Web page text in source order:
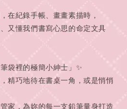
在紀錄手帳、畫畫素描時，
又懂我們書寫心思的命定文具
袋裡的極簡小紳士」✨
精巧地待在書桌一角，或是悄悄